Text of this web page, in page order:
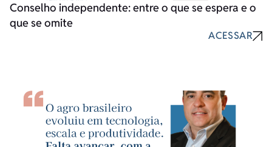
Conselho independente: entre o que se espera e o
que se omite
ACESSAR